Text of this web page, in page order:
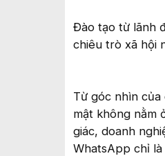
Đào tạo từ lãnh
chiêu trò xã hội
Từ góc nhìn của
mật không nằm
giác, doanh
WhatsApp chỉ